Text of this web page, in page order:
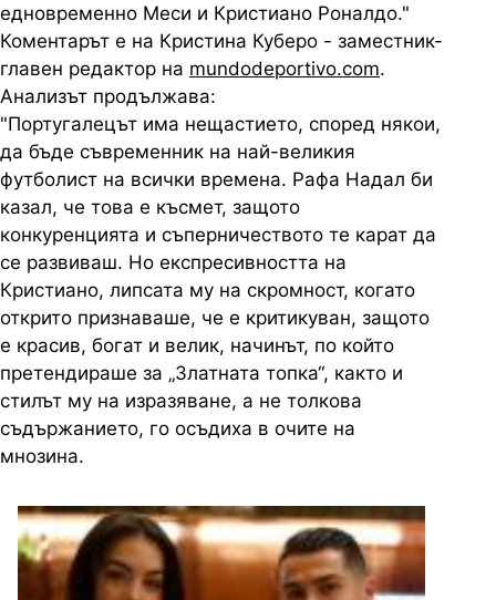
едновременно Меси и Кристиано Роналдо."
Коментарът е на Кристина Куберо - заместник-
главен редактор на mundodeportivo.com.
Анализът продължава:
"Португалецът има нещастието, според някои,
да бъде съвременник на най-великия
футболист на всички времена. Рафа Надал би
казал, че това е късмет, защото
конкуренцията и съперничеството те карат да
се развиваш. Но експресивността на
Кристиано, липсата му на скромност, когато
открито признаваше, че е критикуван, защото
е красив, богат и велик, начинът, по който
претендираше за „Златната топка“, както и
стилът му на изразяване, а не толкова
съдържанието, го осъдиха в очите на
мнозина.